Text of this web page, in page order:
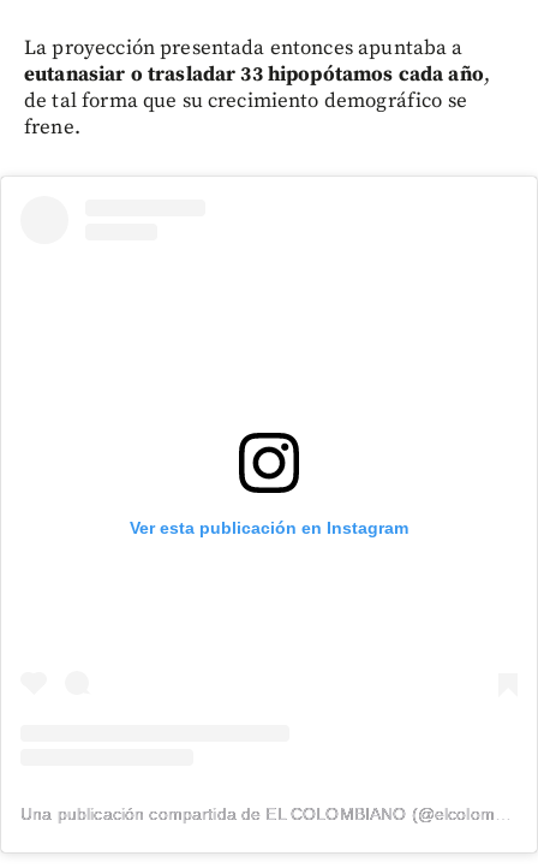
La proyección presentada entonces apuntaba a
eutanasiar o trasladar 33 hipopótamos cada año,
de tal forma que su crecimiento demográfico se
frene.
Ver esta publicación en Instagram